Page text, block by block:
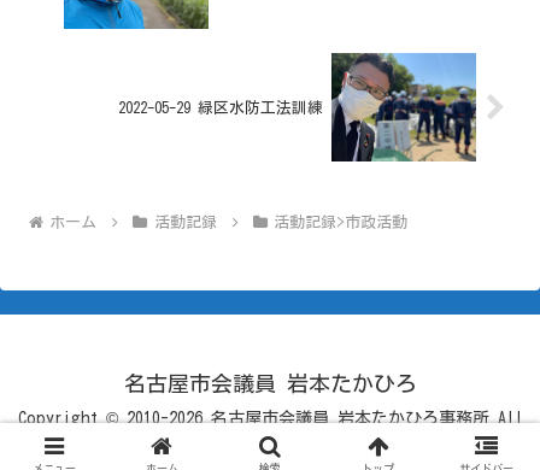
2022-05-29 緑区水防工法訓練
ホーム 活動記録 活動記録>市政活動
名古屋市会議員 岩本たかひろ
Copyright © 2010-2026 名古屋市会議員 岩本たかひろ事務所 All
Rights Reserved.